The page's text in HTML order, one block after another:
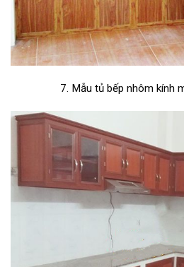
7. Mẫu tủ bếp nhôm kính